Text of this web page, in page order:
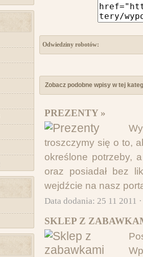
Odwiedziny robotów:
Zobacz podobne wpisy w tej
PREZENTY »
troszczymy się o to,
określone potrzeby,
oraz posiadał bez
wejdźcie na nasz
Data dodania: 25 11 2011
SKLEP Z